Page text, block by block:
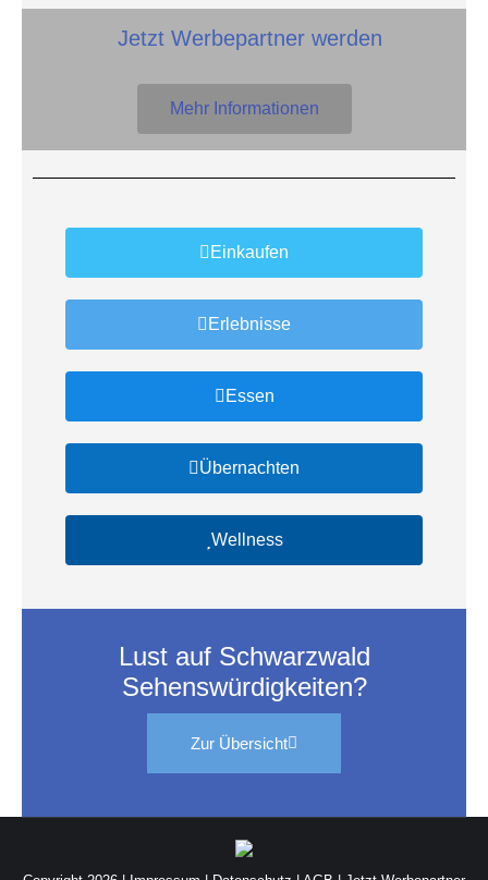
Jetzt Werbepartner werden
Mehr Informationen
Einkaufen
Erlebnisse
Essen
Übernachten
Wellness
Lust auf Schwarzwald
Sehenswürdigkeiten?
Zur Übersicht